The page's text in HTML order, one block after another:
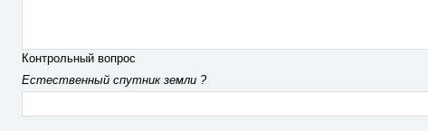
Контрольный вопрос
Естественный спутник земли ?